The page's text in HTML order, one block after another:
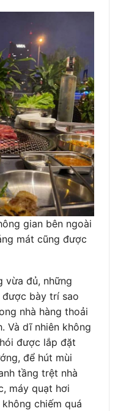
gian bên ngoài
mát cũng được
vừa đủ, những
bày trí sao
nhà hàng thoải
Và dĩ nhiên không
được lắp đặt
để hút mùi
tầng trệt nhà
máy quạt hơi
chiếm quá